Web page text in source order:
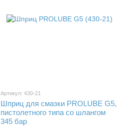
Артикул: 430-21
Шприц для смазки PROLUBE G5,
пистолетного типа со шлангом
345 бар